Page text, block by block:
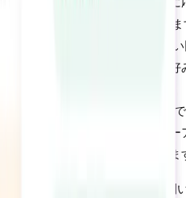
70%のショッパーを無視してい
の顧客は、人間がわずかに良
間待つよりも即時のAI応答を好
い合わせの70〜85%を初回接触
転送、コールバック、フォロー
が多く、実効満足度が低下しま
長所を提供します。日常的な問